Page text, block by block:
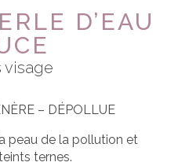
D’EAU
visage
– DÉPOLLUE
peau de la pollution et
ternes.